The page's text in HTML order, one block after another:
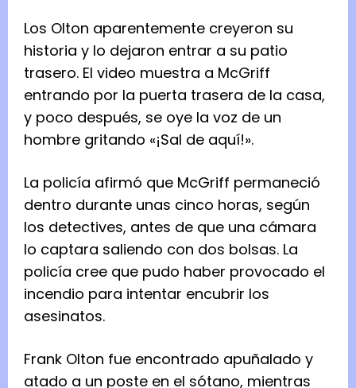
Los Olton aparentemente creyeron su
historia y lo dejaron entrar a su patio
trasero. El video muestra a McGriff
entrando por la puerta trasera de la casa,
y poco después, se oye la voz de un
hombre gritando «¡Sal de aquí!».
La policía afirmó que McGriff permaneció
dentro durante unas cinco horas, según
los detectives, antes de que una cámara
lo captara saliendo con dos bolsas. La
policía cree que pudo haber provocado el
incendio para intentar encubrir los
asesinatos.
Frank Olton fue encontrado apuñalado y
atado a un poste en el sótano, mientras